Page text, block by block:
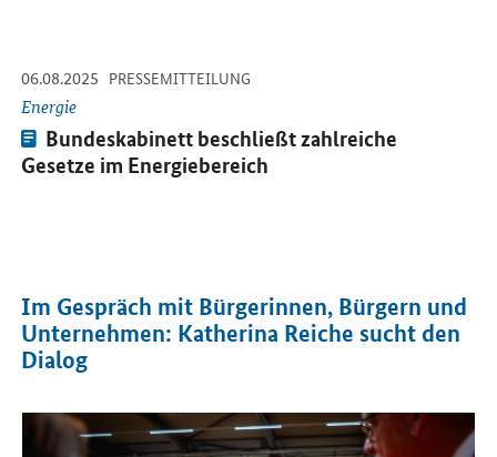
06.08.2025 -
PRESSEMITTEILUNG
Energie
Pressemitteilung:
Bundeskabinett beschließt zahlreiche
Gesetze im Energiebereich
Öffnet Einzelsicht
Im Gespräch mit Bürgerinnen, Bürgern und
Unternehmen: Katherina Reiche sucht den
Dialog